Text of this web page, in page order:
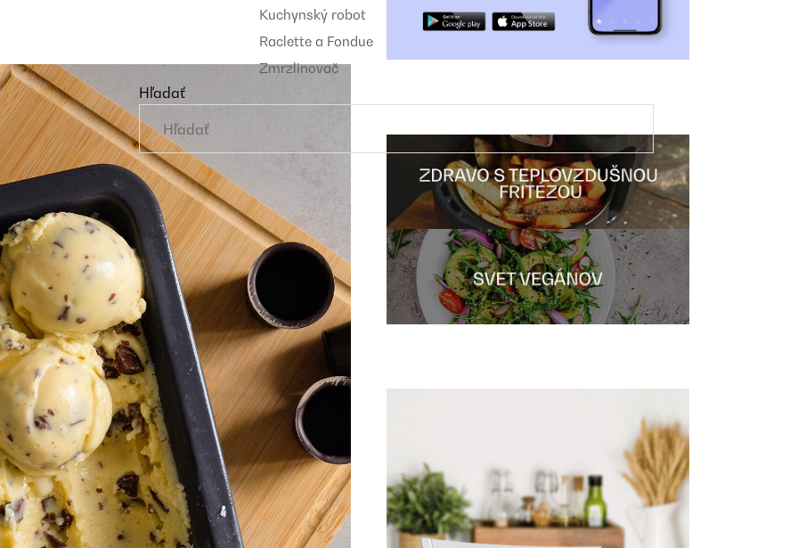
Kuchynský robot
Raclette a Fondue
Zmrzlinovač
Hľadať